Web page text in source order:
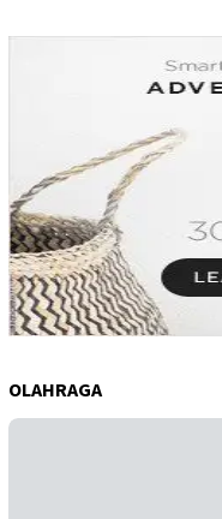
OLAHRAGA